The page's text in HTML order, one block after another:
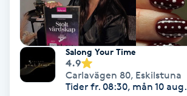
Huduppstramning
Hudvård
Hyaluronsyra
Salong Your Time
4.9
Carlavägen 80, Eskilstuna
Tider fr. 08:30, mån 10 aug.